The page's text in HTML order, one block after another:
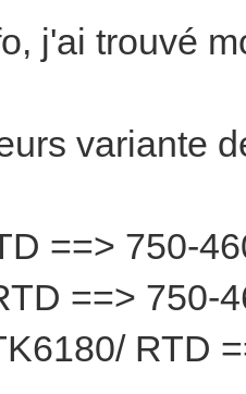
j'ai trouvé
variante
==> 750-
==> 750-
RTD